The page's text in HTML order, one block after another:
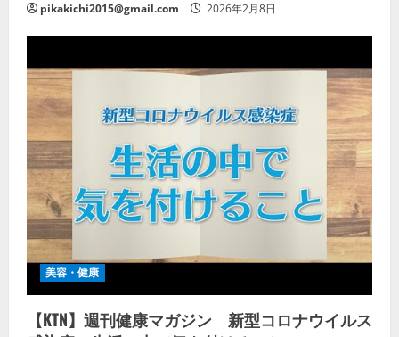
pikakichi2015@gmail.com 2026年2月8日
美容・健康
【KTN】週刊健康マガジン 新型コロナウイルス